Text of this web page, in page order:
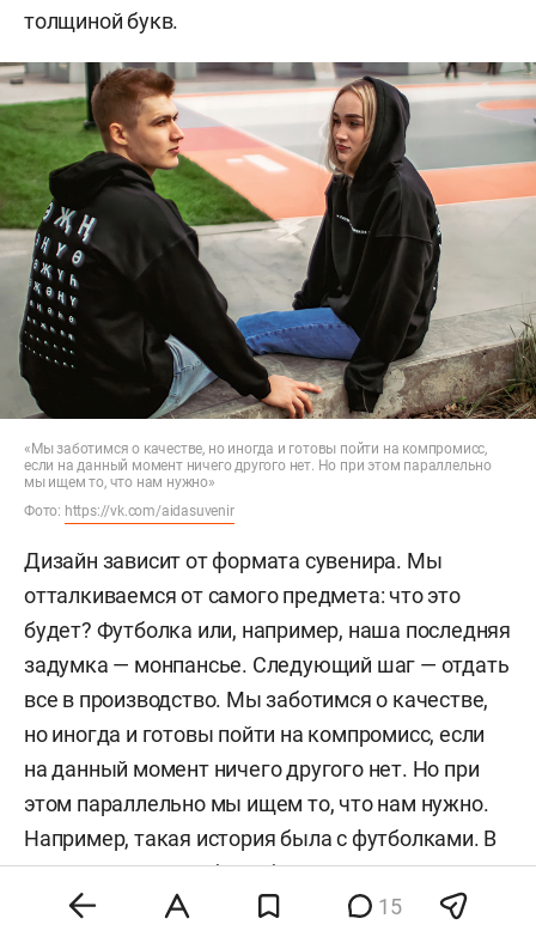
толщиной букв.
«Мы заботимся о качестве, но иногда и готовы пойти на компромисс,
если на данный момент ничего другого нет. Но при этом параллельно
мы ищем то, что нам нужно»
Фото: https://vk.com/aidasuvenir
Дизайн зависит от формата сувенира. Мы
отталкиваемся от самого предмета: что это
будет? Футболка или, например, наша последняя
задумка — монпансье. Следующий шаг — отдать
все в производство. Мы заботимся о качестве,
но иногда и готовы пойти на компромисс, если
на данный момент ничего другого нет. Но при
этом параллельно мы ищем то, что нам нужно.
Например, такая история была с футболками. В
самом начале они были белыми, из хлопка и
синтетики, чтобы на них легко легла картинка,
15